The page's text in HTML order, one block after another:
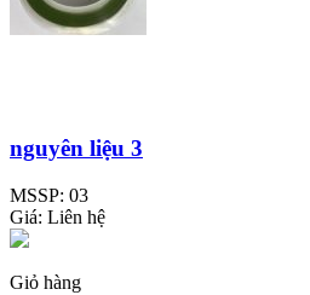
nguyên liệu 3
MSSP: 03
Giá: Liên hệ
Giỏ hàng